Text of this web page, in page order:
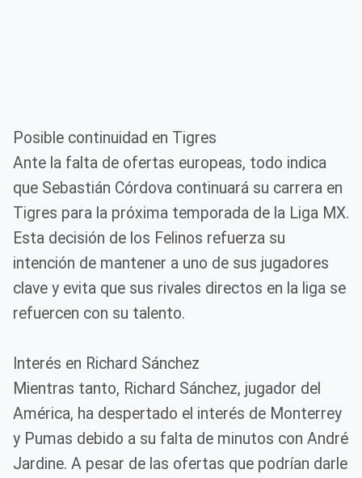
Posible continuidad en Tigres
Ante la falta de ofertas europeas, todo indica
que Sebastián Córdova continuará su carrera en
Tigres para la próxima temporada de la Liga MX.
Esta decisión de los Felinos refuerza su
intención de mantener a uno de sus jugadores
clave y evita que sus rivales directos en la liga se
refuercen con su talento.
Interés en Richard Sánchez
Mientras tanto, Richard Sánchez, jugador del
América, ha despertado el interés de Monterrey
y Pumas debido a su falta de minutos con André
Jardine. A pesar de las ofertas que podrían darle